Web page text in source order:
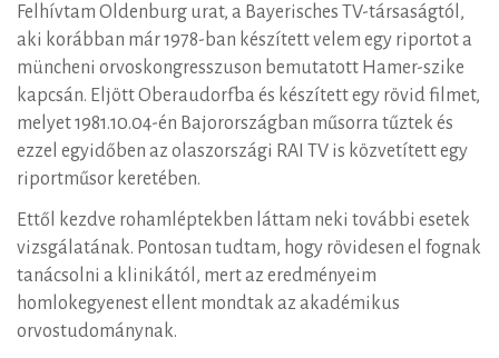
Felhívtam Oldenburg urat, a Bayerisches TV-társaságtól,
aki korábban már 1978-ban készített velem egy riportot a
müncheni orvoskongresszuson bemutatott Hamer-szike
kapcsán. Eljött Oberaudorfba és készített egy rövid filmet,
melyet 1981.10.04-én Bajorországban műsorra tűztek és
ezzel egyidőben az olaszországi RAI TV is közvetített egy
riportműsor keretében.
Ettől kezdve rohamléptekben láttam neki további esetek
vizsgálatának. Pontosan tudtam, hogy rövidesen el fognak
tanácsolni a klinikától, mert az eredményeim
homlokegyenest ellent mondtak az akadémikus
orvostudománynak.